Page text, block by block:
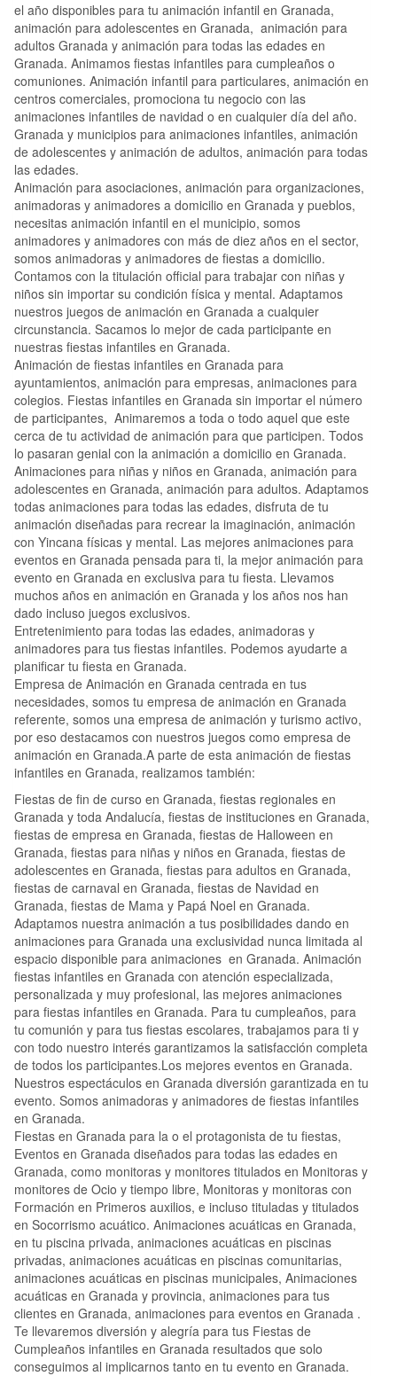
el año disponibles para tu animación infantil en Granada,
animación para adolescentes en Granada, animación para
adultos Granada y animación para todas las edades en
Granada. Animamos fiestas infantiles para cumpleaños o
comuniones. Animación infantil para particulares, animación en
centros comerciales, promociona tu negocio con las
animaciones infantiles de navidad o en cualquier día del año.
Granada y municipios para animaciones infantiles, animación
de adolescentes y animación de adultos, animación para todas
las edades.
Animación para asociaciones, animación para organizaciones,
animadoras y animadores a domicilio en Granada y pueblos,
necesitas animación infantil en el municipio, somos
animadores y animadores con más de diez años en el sector,
somos animadoras y animadores de fiestas a domicilio.
Contamos con la titulación official para trabajar con niñas y
niños sin importar su condición física y mental. Adaptamos
nuestros juegos de animación en Granada a cualquier
circunstancia. Sacamos lo mejor de cada participante en
nuestras fiestas infantiles en Granada.
Animación de fiestas infantiles en Granada para
ayuntamientos, animación para empresas, animaciones para
colegios. Fiestas infantiles en Granada sin importar el número
de participantes, Animaremos a toda o todo aquel que este
cerca de tu actividad de animación para que participen. Todos
lo pasaran genial con la animación a domicilio en Granada.
Animaciones para niñas y niños en Granada, animación para
adolescentes en Granada, animación para adultos. Adaptamos
todas animaciones para todas las edades, disfruta de tu
animación diseñadas para recrear la imaginación, animación
con Yincana físicas y mental. Las mejores animaciones para
eventos en Granada pensada para ti, la mejor animación para
evento en Granada en exclusiva para tu fiesta. Llevamos
muchos años en animación en Granada y los años nos han
dado incluso juegos exclusivos.
Entretenimiento para todas las edades, animadoras y
animadores para tus fiestas infantiles. Podemos ayudarte a
planificar tu fiesta en Granada.
Empresa de Animación en Granada centrada en tus
necesidades, somos tu empresa de animación en Granada
referente, somos una empresa de animación y turismo activo,
por eso destacamos con nuestros juegos como empresa de
animación en Granada.A parte de esta animación de fiestas
infantiles en Granada, realizamos también:
Fiestas de fin de curso en Granada, fiestas regionales en
Granada y toda Andalucía, fiestas de instituciones en Granada,
fiestas de empresa en Granada, fiestas de Halloween en
Granada, fiestas para niñas y niños en Granada, fiestas de
adolescentes en Granada, fiestas para adultos en Granada,
fiestas de carnaval en Granada, fiestas de Navidad en
Granada, fiestas de Mama y Papá Noel en Granada.
Adaptamos nuestra animación a tus posibilidades dando en
animaciones para Granada una exclusividad nunca limitada al
espacio disponible para animaciones en Granada. Animación
fiestas infantiles en Granada con atención especializada,
personalizada y muy profesional, las mejores animaciones
para fiestas infantiles en Granada. Para tu cumpleaños, para
tu comunión y para tus fiestas escolares, trabajamos para ti y
con todo nuestro interés garantizamos la satisfacción completa
de todos los participantes.Los mejores eventos en Granada.
Nuestros espectáculos en Granada diversión garantizada en tu
evento. Somos animadoras y animadores de fiestas infantiles
en Granada.
Fiestas en Granada para la o el protagonista de tu fiestas,
Eventos en Granada diseñados para todas las edades en
Granada, como monitoras y monitores titulados en Monitoras y
monitores de Ocio y tiempo libre, Monitoras y monitoras con
Formación en Primeros auxilios, e incluso tituladas y titulados
en Socorrismo acuático. Animaciones acuáticas en Granada,
en tu piscina privada, animaciones acuáticas en piscinas
privadas, animaciones acuáticas en piscinas comunitarias,
animaciones acuáticas en piscinas municipales, Animaciones
acuáticas en Granada y provincia, animaciones para tus
clientes en Granada, animaciones para eventos en Granada .
Te llevaremos diversión y alegría para tus Fiestas de
Cumpleaños infantiles en Granada resultados que solo
conseguimos al implicarnos tanto en tu evento en Granada.